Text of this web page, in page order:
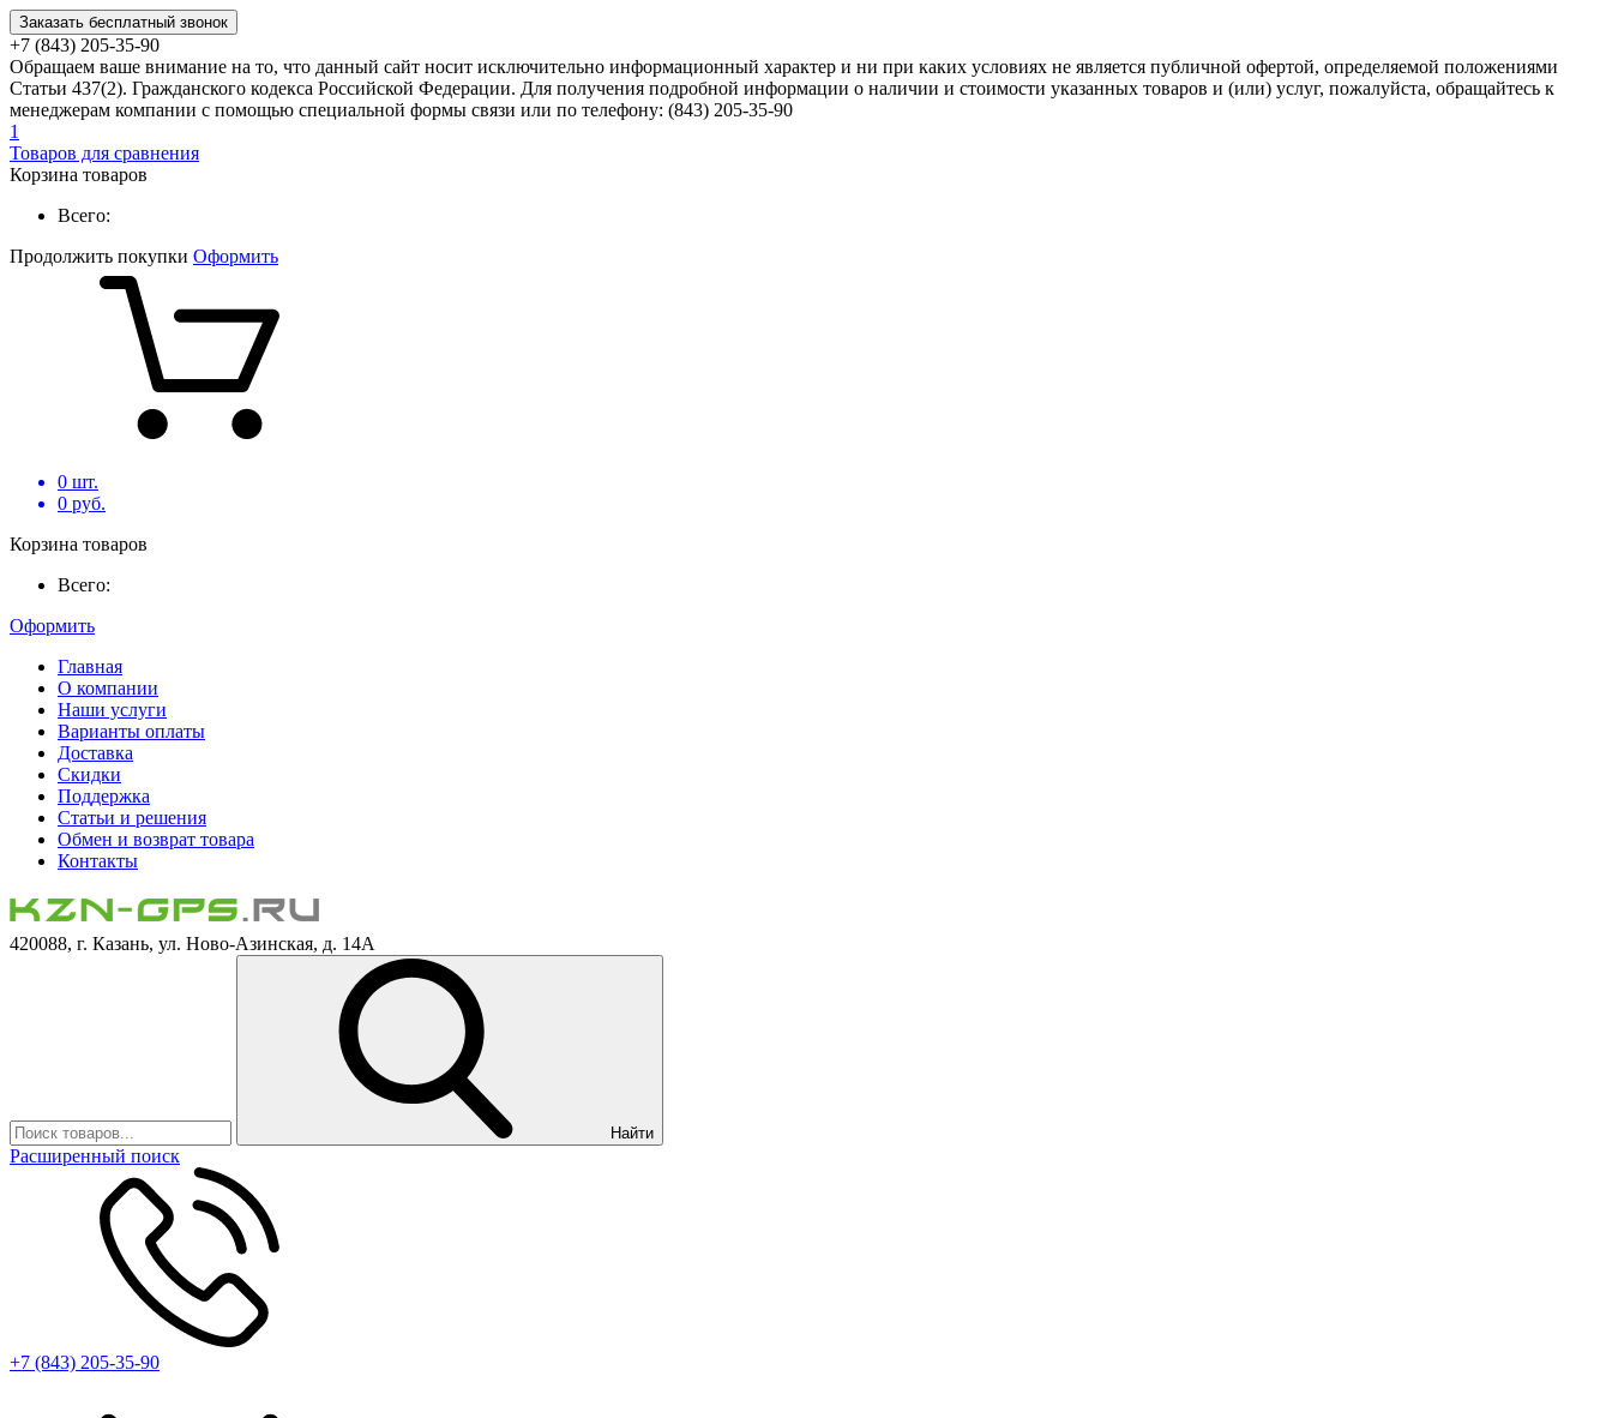
Заказать бесплатный звонок
+7 (843) 205-35-90
Обращаем ваше внимание на то, что данный сайт носит исключительно информационный характер и ни при каких условиях не является публичной офертой, определяемой положениями
Статьи 437(2). Гражданского кодекса Российской Федерации. Для получения подробной информации о наличии и стоимости указанных товаров и (или) услуг, пожалуйста, обращайтесь к
менеджерам компании с помощью специальной формы связи или по телефону: (843) 205-35-90
1
Товаров для сравнения
Корзина товаров
Всего:
Продолжить покупки Оформить
0 шт.
0 руб.
Корзина товаров
Всего:
Оформить
Главная
О компании
Наши услуги
Варианты оплаты
Доставка
Скидки
Поддержка
Статьи и решения
Обмен и возврат товара
Контакты
420088, г. Казань, ул. Ново-Азинская, д. 14А
Найти
Расширенный поиск
+7 (843) 205-35-90